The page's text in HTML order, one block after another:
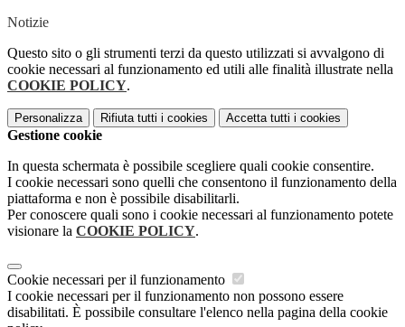
Notizie
Questo sito o gli strumenti terzi da questo utilizzati si avvalgono di
cookie necessari al funzionamento ed utili alle finalità illustrate nella
COOKIE POLICY.
Personalizza Rifiuta tutti i cookies Accetta tutti i cookies
Gestione cookie
In questa schermata è possibile scegliere quali cookie consentire.
I cookie necessari sono quelli che consentono il funzionamento della
piattaforma e non è possibile disabilitarli.
Per conoscere quali sono i cookie necessari al funzionamento potete
visionare la COOKIE POLICY.
Cookie necessari per il funzionamento
I cookie necessari per il funzionamento non possono essere
disabilitati. È possibile consultare l'elenco nella pagina della cookie